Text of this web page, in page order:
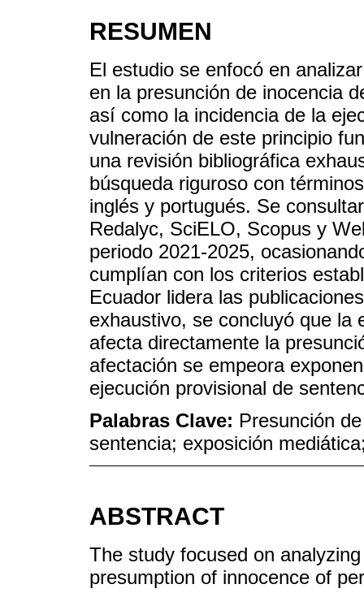
RESUMEN
El estudio se enfocó en
en la presunción de inocencia
así como la incidencia de la
vulneración de este principio
una revisión bibliográfica
búsqueda riguroso con
inglés y portugués. Se
Redalyc, SciELO, Scopus y
periodo 2021-2025,
cumplían con los criterios
Ecuador lidera las
exhaustivo, se concluyó que la
afecta directamente la
afectación se empeora
ejecución provisional de
Palabras Clave: Presunción
sentencia; exposición
ABSTRACT
The study focused on
presumption of innocence of